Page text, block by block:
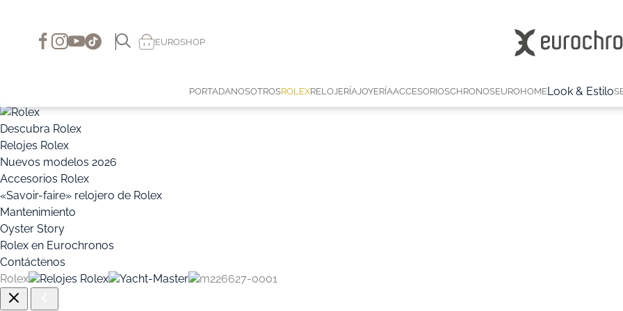
EUROSHOP
PORTADANOSOTROSROLEXRELOJERÍAJOYERÍAACCESORIOSCHRONOSEUROHOMELook & Estilo
Descubra Rolex
Relojes Rolex
Nuevos modelos 2026
Accesorios Rolex
«Savoir-faire» relojero de Rolex
Mantenimiento
Oyster Story
Rolex en Eurochronos
Contáctenos
Rolex
Relojes Rolex Yacht-Master m226627-0001